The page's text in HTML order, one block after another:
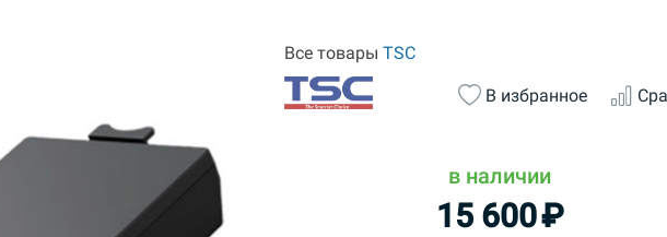
Все товары TSC
В избранное
в наличии
15 600₽